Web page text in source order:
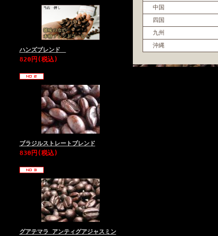
ハンズブレンド
820円(税込)
ブラジルストレートブレンド
830円(税込)
グアテマラ アンティグアジャスミン
中国
四国
九州
沖縄